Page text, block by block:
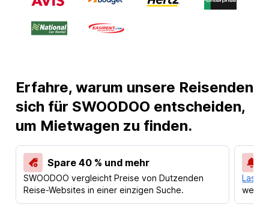
Erfahre, warum unsere Reisenden
sich für SWOODOO entscheiden,
um Mietwagen zu finden.
Spare 40 % und mehr
SWOODOO vergleicht Preise von Dutzenden
Reise-Websites in einer einzigen Suche.
Lass